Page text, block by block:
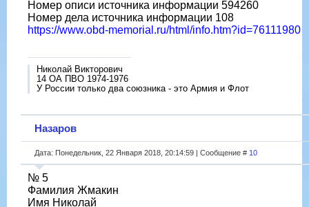
Номер описи источника информации 594260
Номер дела источника информации 108
https://www.obd-memorial.ru/html/info.htm?id=76111980
Николай Викторович
14 ОА ПВО 1974-1976
У России только два союзника - это Армия и Флот
Назаров
Дата: Понедельник, 22 Января 2018, 20:14:59 | Сообщение # 10
№ 5
Фамилия Жмакин
Имя Николай